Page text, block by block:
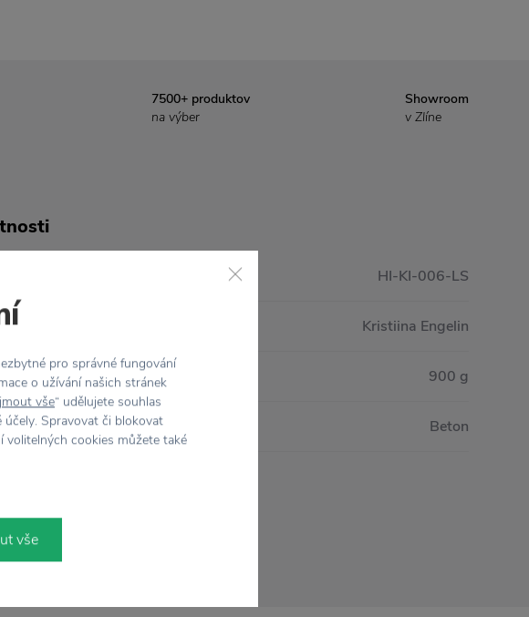
7500+ produktov
na výber
Showroom
v Zlíne
HI-KI-006-LS
Kristiina Engelin
900 g
Beton
pro správné fungování
o užívání našich stránek
vše“ udělujete souhlas
Spravovat či blokovat
volitelných cookies můžete také
vše